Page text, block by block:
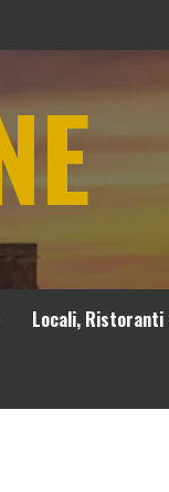
Locali, Ristoranti